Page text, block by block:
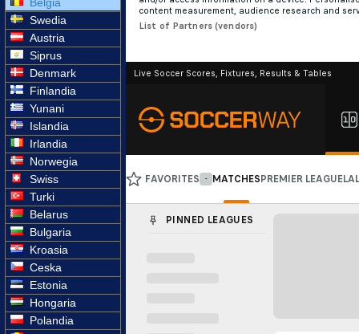
Swedia
Austria
Siprus
Denmark
Finlandia
Yunani
Islandia
Irlandia
Norwegia
Swiss
Turki
Belarus
Bulgaria
Kroasia
Ceska
Estonia
Hongaria
Polandia